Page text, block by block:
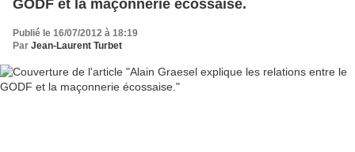
GODF et la maçonnerie écossaise.
Publié le 16/07/2012 à 18:19
Par Jean-Laurent Turbet